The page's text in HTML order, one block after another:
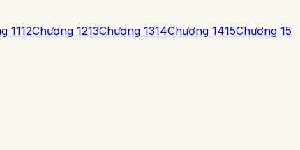
1112Chương 1213Chương 1314Chương 1415Chương 15